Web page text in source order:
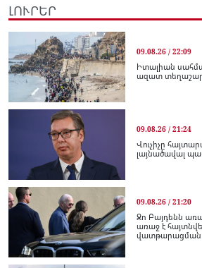
ԼՈՒՐԵՐ
09.08.26 / 22:09
Իտալիան
ազատ
09.08.26 / 21:24
Վուչիչը
լայնածավալ
09.08.26 / 21:20
Ջո Բայդենն
առաջ է
վատթարացման